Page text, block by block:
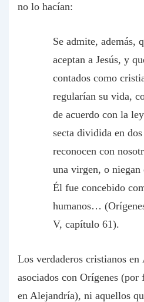
no lo hacían:
Se admite, además,
aceptan a Jesús, y
contados como
regularían su vida,
de acuerdo con la
secta dividida en
reconocen con
una virgen, o niegan
Él fue concebido
humanos…
V, capítulo 61).
Los verdaderos cristianos
asociados con Orígenes
en Alejandría), ni aquellos